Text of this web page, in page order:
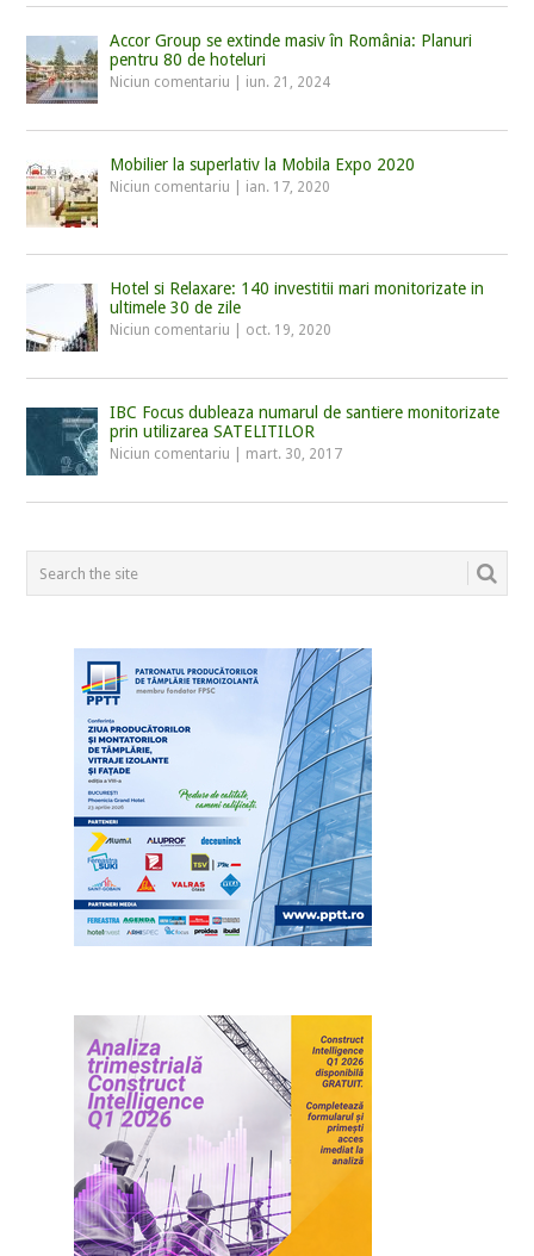
Accor Group se extinde masiv în România: Planuri
pentru 80 de hoteluri
Niciun comentariu iun. 21, 2024
Mobilier la superlativ la Mobila Expo 2020
Niciun comentariu ian. 17, 2020
Hotel si Relaxare: 140 investitii mari monitorizate in
ultimele 30 de zile
Niciun comentariu oct. 19, 2020
IBC Focus dubleaza numarul de santiere monitorizate
prin utilizarea SATELITILOR
Niciun comentariu mart. 30, 2017